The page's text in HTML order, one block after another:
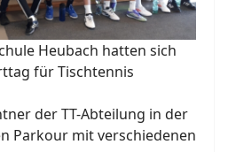
Heubach hatten sich
für Tischtennis
der TT-Abteilung in der
Parkour mit verschiedenen